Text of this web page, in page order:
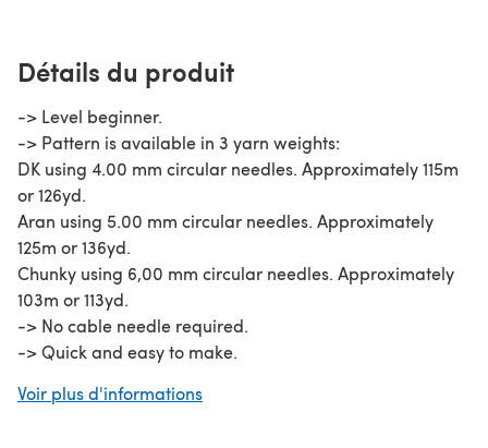
Détails du produit
-> Level beginner.
-> Pattern is available in 3 yarn weights:
DK using 4.00 mm circular needles. Approximately 115m
or 126yd.
Aran using 5.00 mm circular needles. Approximately
125m or 136yd.
Chunky using 6,00 mm circular needles. Approximately
103m or 113yd.
-> No cable needle required.
-> Quick and easy to make.
-> Reversible.
Voir plus d'informations